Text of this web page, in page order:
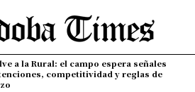
a la Rural: el campo espera señales
competitividad y reglas de